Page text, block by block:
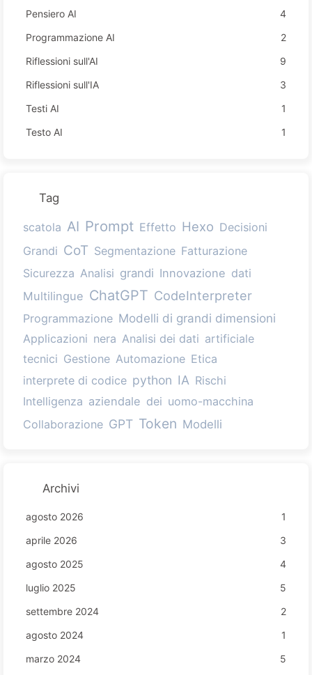
Pensiero AI
4
Programmazione AI
2
Riflessioni sull'AI
9
Riflessioni sull'IA
3
Testi AI
1
Testo AI
1
Tag
scatola AI Prompt Effetto Hexo Decisioni
Grandi CoT Segmentazione Fatturazione
Sicurezza Analisi grandi Innovazione dati
Multilingue ChatGPT CodeInterpreter
Programmazione Modelli di grandi dimensioni
Applicazioni nera Analisi dei dati artificiale
tecnici Gestione Automazione Etica
interprete di codice python IA Rischi
Intelligenza aziendale dei uomo-macchina
Collaborazione GPT Token Modelli
Archivi
agosto 2026
1
aprile 2026
3
agosto 2025
4
luglio 2025
5
settembre 2024
2
agosto 2024
1
marzo 2024
5